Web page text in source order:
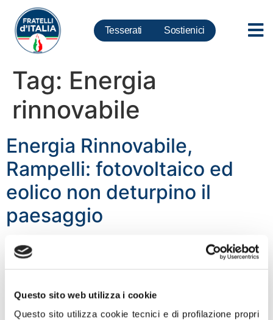
Questo sito web utilizza i cookie
Questo sito utilizza cookie tecnici e di profilazione propri
Tesserati Sostienici
Tag: Energia
rinnovabile
Energia Rinnovabile,
Rampelli: fotovoltaico ed
eolico non deturpino il
paesaggio